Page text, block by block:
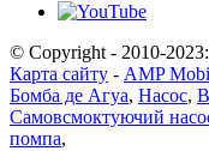
© Copyright - 2010-
Карта сайту - AMP
Бомба де Агуа, Насос,
Самовсмоктуючий
помпа,